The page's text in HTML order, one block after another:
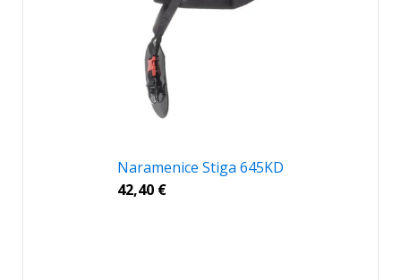
Naramenice Stiga 645KD
42,40 €